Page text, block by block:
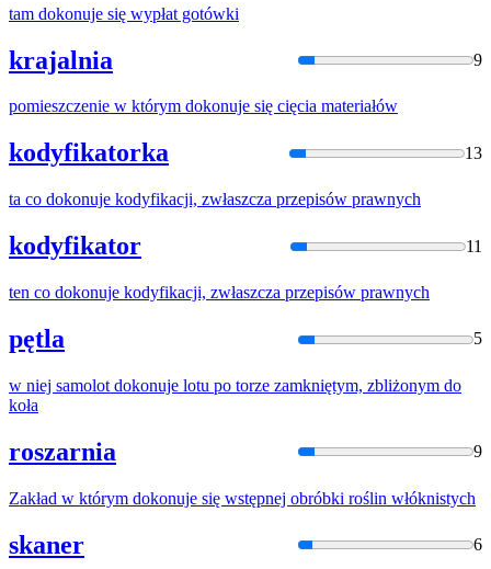
tam dokonuje się wypłat gotówki
krajalnia 9
pomieszczenie w którym dokonuje się cięcia materiałów
kodyfikatorka 13
ta co dokonuje kodyfikacji, zwłaszcza przepisów prawnych
kodyfikator 11
ten co dokonuje kodyfikacji, zwłaszcza przepisów prawnych
pętla 5
w niej samolot dokonuje lotu po torze zamkniętym, zbliżonym do
koła
roszarnia 9
Zakład w którym dokonuje się wstępnej obróbki roślin włóknistych
skaner 6